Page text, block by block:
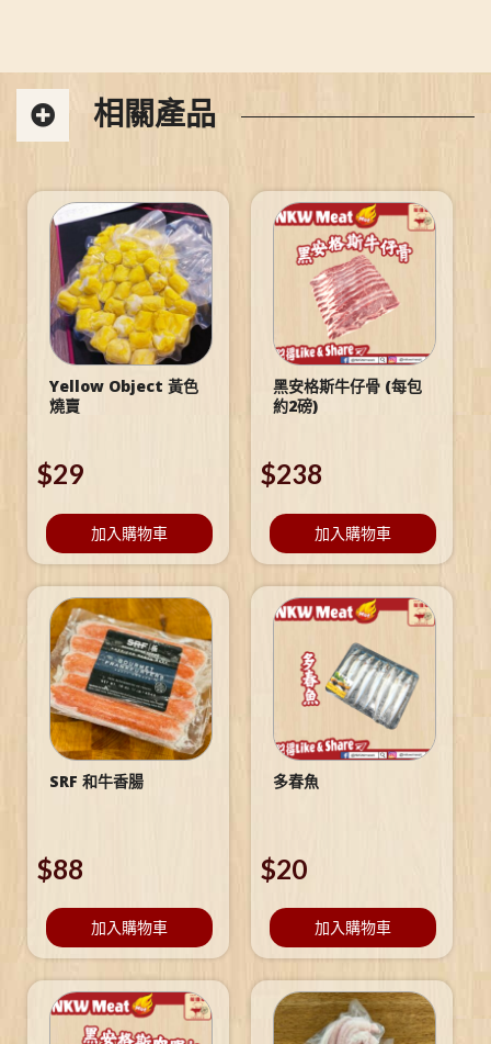
相關產品
Yellow Object 黃色
燒賣
$29
加入購物車
黑安格斯牛仔骨 (每包
約2磅)
$238
加入購物車
SRF 和牛香腸
$88
加入購物車
多春魚
$20
加入購物車